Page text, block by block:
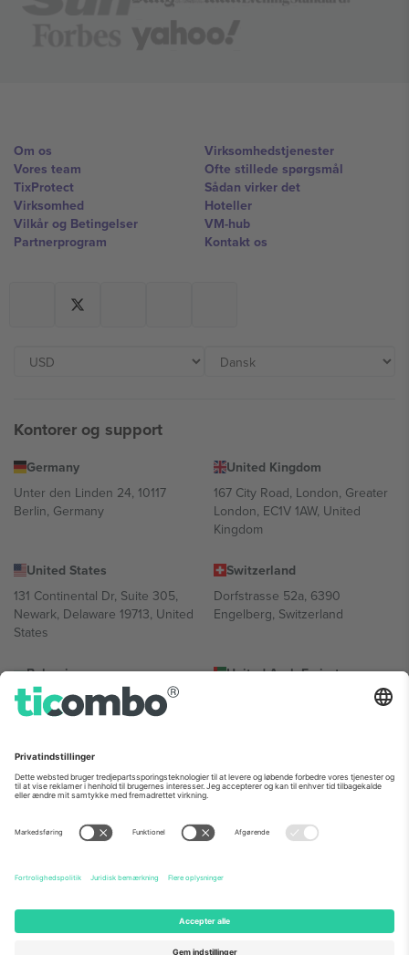
Om os
Vores team
TixProtect
Virksomhed
Vilkår og Betingelser
Partnerprogram
Virksomhedstjenester
Ofte stillede spørgsmål
Sådan virker det
Hoteller
VM-hub
Kontakt os
Kontorer og support
Germany
Unter den Linden 24, 10117
Berlin, Germany
United Kingdom
167 City Road, London, Greater
London, EC1V 1AW, United
Kingdom
United States
131 Continental Dr, Suite 305,
Newark, Delaware 19713, United
States
Switzerland
Dorfstrasse 52a, 6390
Engelberg, Switzerland
Bulgaria
Regus Sofia City West, bul
Totleben 53-55, 1606 Sofia,
United Arab Emirates
UAE Dubai Silicon Oasis, DDP
Mexico
Av Chapultepec 360, Roma
Norte, Cuauhtémoc, 06700
Ciudad de México, CDMX,
sted, begivenhed og/eller domæne. For detaljer se den specifikke
begivenhedsside, tryk og vilkår.,Virksomhed
Ticombo. Alle rettigheder forbeholdes.